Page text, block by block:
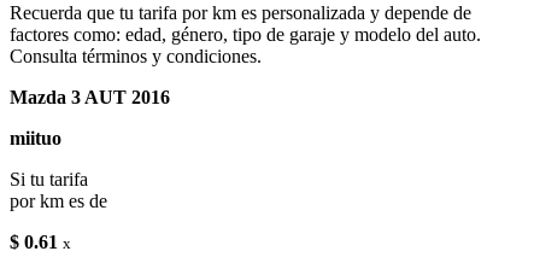
Recuerda que tu tarifa por km es personalizada y depende de
factores como: edad, género, tipo de garaje y modelo del auto.
Consulta términos y condiciones.
Mazda 3 AUT 2016
miituo
Si tu tarifa
por km es de
$ 0.61 x